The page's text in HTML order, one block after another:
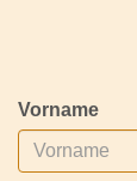
Vorname